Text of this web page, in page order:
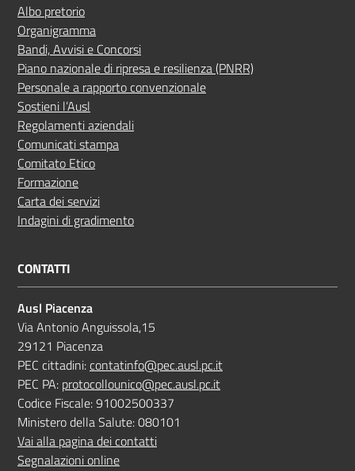
Albo pretorio
Organigramma
Bandi, Avvisi e Concorsi
Piano nazionale di ripresa e resilienza (PNRR)
Personale a rapporto convenzionale
Sostieni l’Ausl
Regolamenti aziendali
Comunicati stampa
Comitato Etico
Formazione
Carta dei servizi
Indagini di gradimento
CONTATTI
Ausl Piacenza
Via Antonio Anguissola,15
29121 Piacenza
PEC cittadini:contatinfo@pec.ausl.pc.it
PEC PA: protocollounico@pec.ausl.pc.it
Codice Fiscale: 91002500337
Ministero della Salute: 080101
Vai alla pagina dei contatti
Segnalazioni online